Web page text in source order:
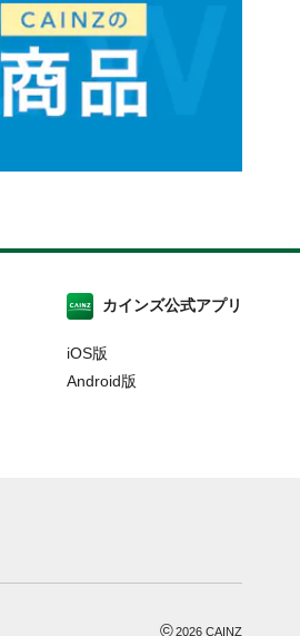
カインズ公式アプリ
iOS版
Android版
©2026 CAINZ